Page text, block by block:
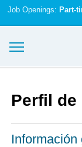
Job Openings: Part-
Registrarse
Iniciar sesión
Perfil de
Información